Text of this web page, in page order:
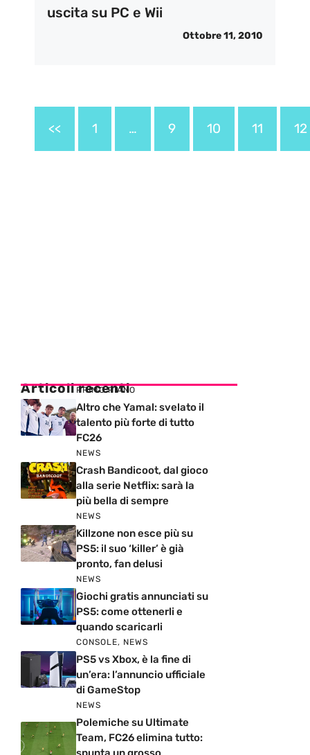
uscita su PC e Wii
Ottobre 11, 2010
<< 1 … 9 10 11 12
Articoli recenti
PRIMO PIANO
Altro che Yamal: svelato il
talento più forte di tutto
FC26
NEWS
Crash Bandicoot, dal gioco
alla serie Netflix: sarà la
più bella di sempre
NEWS
Killzone non esce più su
PS5: il suo ‘killer’ è già
pronto, fan delusi
NEWS
Giochi gratis annunciati su
PS5: come ottenerli e
quando scaricarli
CONSOLE, NEWS
PS5 vs Xbox, è la fine di
un’era: l’annuncio ufficiale
di GameStop
NEWS
Polemiche su Ultimate
Team, FC26 elimina tutto: